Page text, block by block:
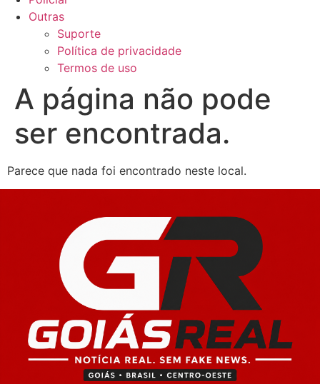
Outras
Suporte
Política de privacidade
Termos de uso
A página não pode
ser encontrada.
Parece que nada foi encontrado neste local.